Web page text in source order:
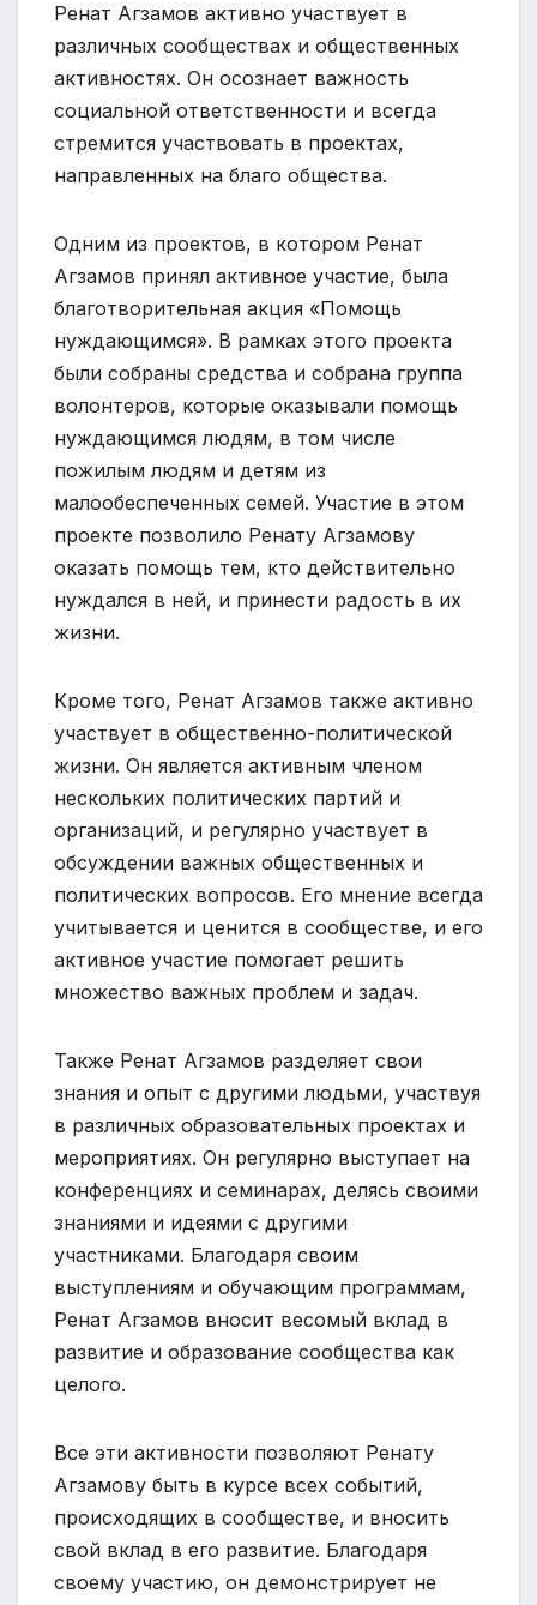
Ренат Агзамов активно участвует в
различных сообществах и общественных
активностях. Он осознает важность
социальной ответственности и всегда
стремится участвовать в проектах,
направленных на благо общества.
Одним из проектов, в котором Ренат
Агзамов принял активное участие, была
благотворительная акция «Помощь
нуждающимся». В рамках этого проекта
были собраны средства и собрана группа
волонтеров, которые оказывали помощь
нуждающимся людям, в том числе
пожилым людям и детям из
малообеспеченных семей. Участие в этом
проекте позволило Ренату Агзамову
оказать помощь тем, кто действительно
нуждался в ней, и принести радость в их
жизни.
Кроме того, Ренат Агзамов также активно
участвует в общественно-политической
жизни. Он является активным членом
нескольких политических партий и
организаций, и регулярно участвует в
обсуждении важных общественных и
политических вопросов. Его мнение всегда
учитывается и ценится в сообществе, и его
активное участие помогает решить
множество важных проблем и задач.
Также Ренат Агзамов разделяет свои
знания и опыт с другими людьми, участвуя
в различных образовательных проектах и
мероприятиях. Он регулярно выступает на
конференциях и семинарах, делясь своими
знаниями и идеями с другими
участниками. Благодаря своим
выступлениям и обучающим программам,
Ренат Агзамов вносит весомый вклад в
развитие и образование сообщества как
целого.
Все эти активности позволяют Ренату
Агзамову быть в курсе всех событий,
происходящих в сообществе, и вносить
свой вклад в его развитие. Благодаря
своему участию, он демонстрирует не